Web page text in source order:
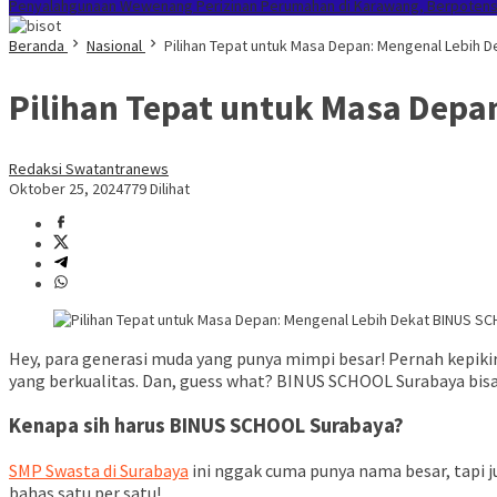
Penyalahgunaan Wewenang Perizinan Perumahan di Karawang,
Beranda
Nasional Pilihan Tepat untuk Masa Depan: Mengenal Lebih
Pilihan Tepat untuk Masa
Redaksi Swatantranews
Oktober 25, 2024779 Dilihat
Hey, para generasi muda yang punya mimpi besar! Pernah
yang berkualitas. Dan, guess what? BINUS SCHOOL Surabaya
Kenapa sih harus BINUS SCHOOL Surabaya?
SMP Swasta di Surabaya ini nggak cuma punya nama besar, tapi
bahas satu per satu!